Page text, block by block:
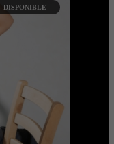
DISPONIBLE
NUEVA
a
con un